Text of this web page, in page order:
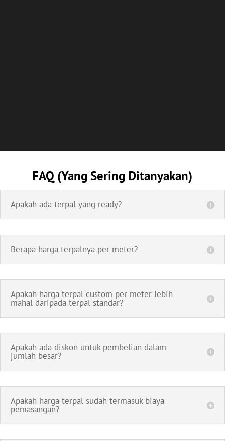
FAQ (Yang Sering Ditanyakan)
Apakah ada terpal yang ready?
Berapa harga terpalnya per meter?
Apakah harga terpal custom per meter lebih
mahal daripada terpal standar?
Apakah ada diskon untuk pembelian dalam
jumlah besar?
Apakah harga terpal sudah termasuk biaya
pemasangan?